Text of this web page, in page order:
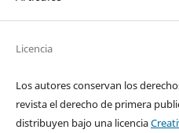
Licencia
Los autores conservan los
revista el derecho de primera
distribuyen bajo una licencia